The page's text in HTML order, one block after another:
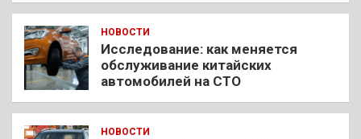
НОВОСТИ
Исследование: как меняется
обслуживание китайских
автомобилей на СТО
НОВОСТИ